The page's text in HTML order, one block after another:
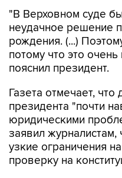
"В Верховном суде
неудачное решение
рождения. (...)
потому что это
пояснил президент.
Газета отмечает,
президента "почти
юридическими
заявил
узкие ограничения
проверку на